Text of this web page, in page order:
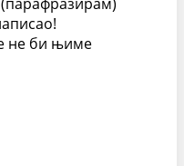
не би њиме